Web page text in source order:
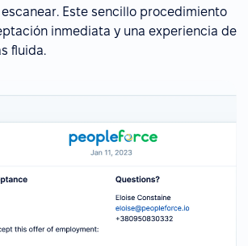
Este sencillo procedimiento
inmediata y una experiencia de
fluida.